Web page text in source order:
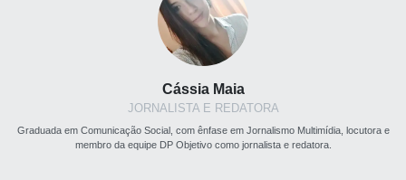
Cássia Maia
JORNALISTA E REDATORA
Graduada em Comunicação Social, com ênfase em Jornalismo Multimídia, locutora e
membro da equipe DP Objetivo como jornalista e redatora.